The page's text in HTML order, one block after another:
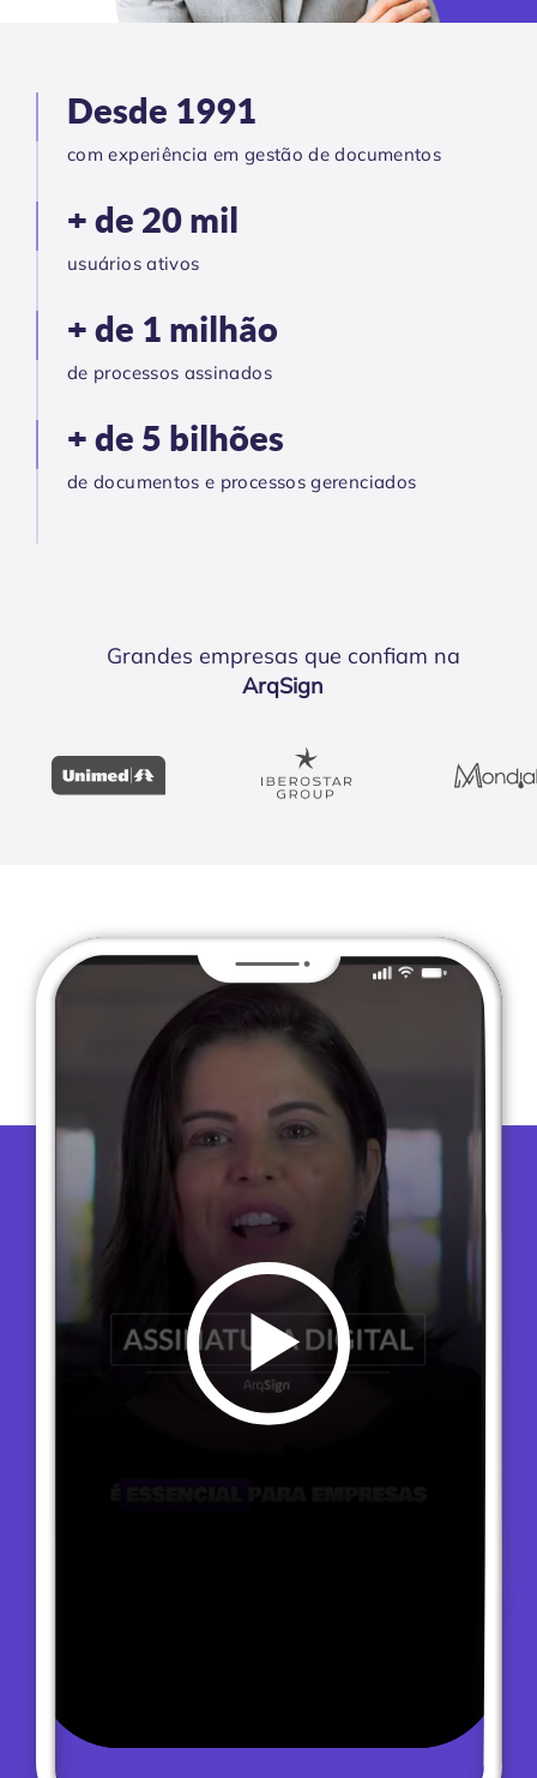
Desde 1991
com experiência em gestão de documentos
+ de 20 mil
usuários ativos
+ de 1 milhão
de processos assinados
+ de 5 bilhões
de documentos e processos gerenciados
Grandes empresas que confiam na
ArqSign